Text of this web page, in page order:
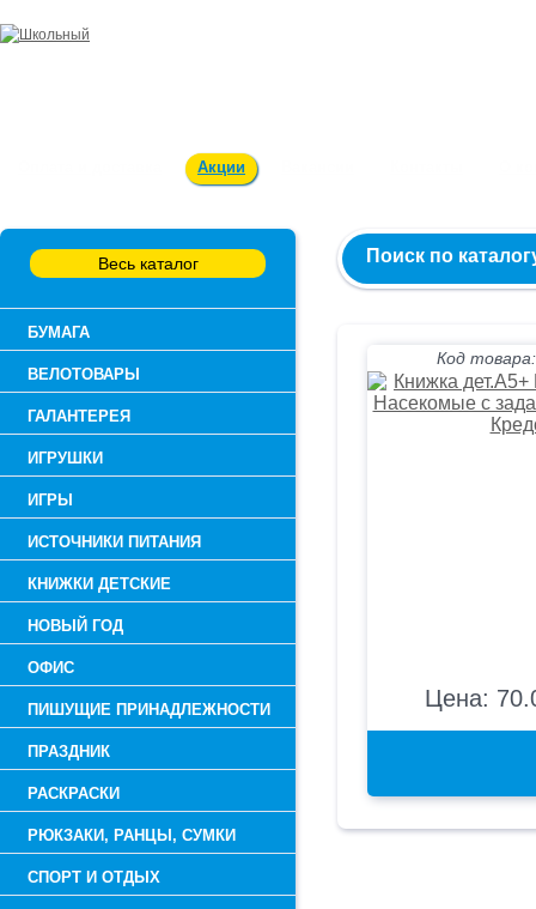
Акции
Весь каталог
БУМАГА
ВЕЛОТОВАРЫ
ГАЛАНТЕРЕЯ
ИГРУШКИ
ИГРЫ
ИСТОЧНИКИ ПИТАНИЯ
КНИЖКИ ДЕТСКИЕ
НОВЫЙ ГОД
ОФИС
ПИШУЩИЕ ПРИНАДЛЕЖНОСТИ
ПРАЗДНИК
РАСКРАСКИ
РЮКЗАКИ, РАНЦЫ, СУМКИ
СПОРТ И ОТДЫХ
Поиск по
Код
Цена: